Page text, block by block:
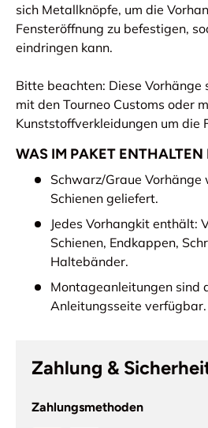
sich Metallknöpfe, um die
Fensteröffnung zu befestigen,
eindringen kann.
Bitte beachten: Diese
mit den Tourneo Customs oder
Kunststoffverkleidungen um die
WAS IM PAKET ENTHALTEN
Schwarz/Graue
Schienen geliefert.
Jedes Vorhangkit enthält:
Schienen, Endkappen,
Haltebänder.
Montageanleitungen sind
Anleitungsseite verfügbar.
Zahlung &
Zahlungsmethoden